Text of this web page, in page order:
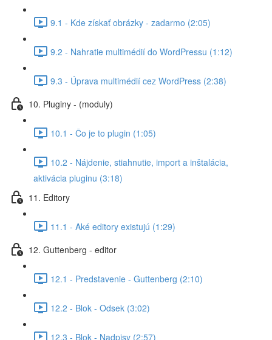
9.1 - Kde získať obrázky - zadarmo (2:05)
9.2 - Nahratie multimédií do WordPressu (1:12)
9.3 - Úprava multimédií cez WordPress (2:38)
10. Pluginy - (moduly)
10.1 - Čo je to plugin (1:05)
10.2 - Nájdenie, stiahnutie, import a inštalácia,
aktivácia pluginu (3:18)
11. Editory
11.1 - Aké editory existujú (1:29)
12. Guttenberg - editor
12.1 - Predstavenie - Guttenberg (2:10)
12.2 - Blok - Odsek (3:02)
12.3 - Blok - Nadpisy (2:57)